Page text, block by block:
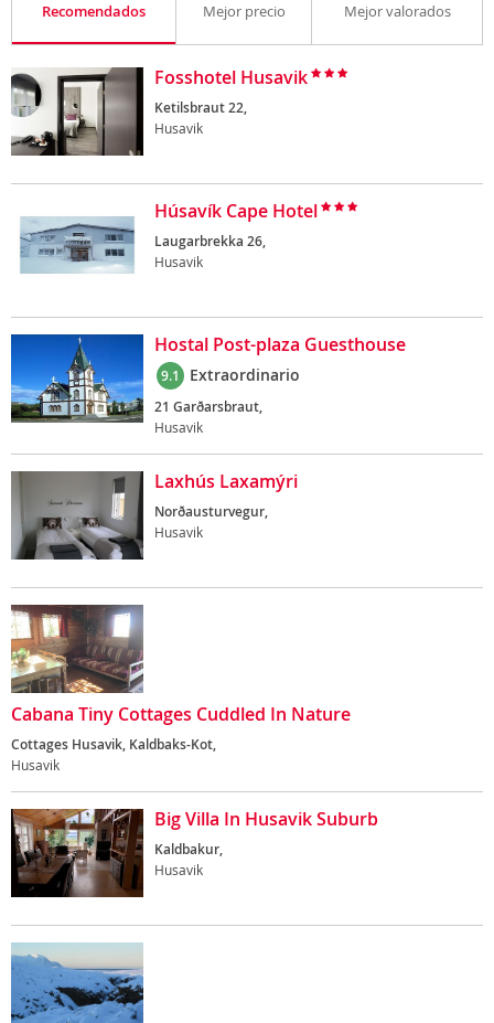
Recomendados Mejor precio Mejor valorados
Fosshotel Husavik
Ketilsbraut 22,
Husavik
Húsavík Cape Hotel
Laugarbrekka 26,
Husavik
Hostal Post-plaza Guesthouse
9.1 Extraordinario
21 Garðarsbraut,
Husavik
Laxhús Laxamýri
Norðausturvegur,
Husavik
Cabana Tiny Cottages Cuddled In Nature
Cottages Husavik, Kaldbaks-Kot,
Husavik
Big Villa In Husavik Suburb
Kaldbakur,
Husavik